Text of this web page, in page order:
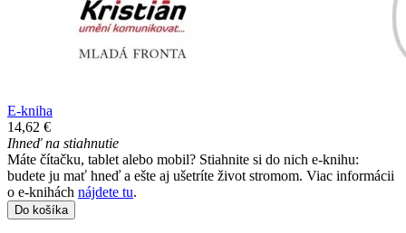
E-kniha
14,62 €
Ihneď na stiahnutie
Máte čítačku, tablet alebo mobil? Stiahnite si do nich e-knihu:
budete ju mať hneď a ešte aj ušetríte život stromom. Viac informácii
o e-knihách nájdete tu.
Do košíka